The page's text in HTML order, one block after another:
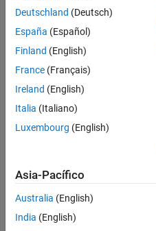
Deutschland (Deutsch)
España (Español)
Finland (English)
France (Français)
Ireland (English)
Italia (Italiano)
Luxembourg (English)
Asia-Pacífico
Australia (English)
India (English)
Información de contacto
© 1994-2026 The MathWorks,